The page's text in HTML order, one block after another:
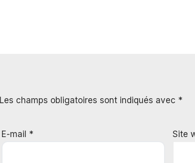
Les champs obligatoires sont indiqués avec *
E-mail * Site